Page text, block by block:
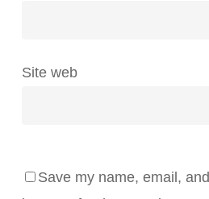
Site web
Save my name, email,